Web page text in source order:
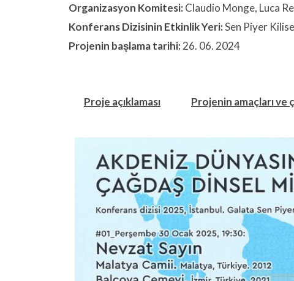
Organizasyon Komitesi:Claudio Monge, Luca
Konferans Dizisinin Etkinlik Yeri:Sen Piyer
Projenin başlama tarihi:26. 06. 2024
Proje açıklaması Projenin amaçları ve